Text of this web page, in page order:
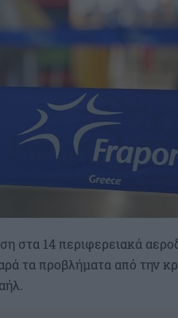
στα 14 περιφερειακά
τα προβλήματα από την